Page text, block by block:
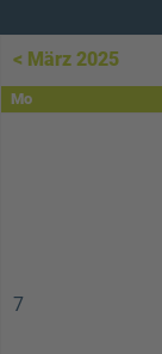
< März 2025
Mo
7